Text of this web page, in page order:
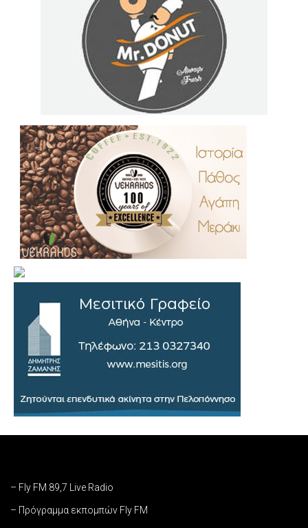
– Fly FM 89,7 Live Radio
– Πρόγραμμα εκπομπών Fly FM